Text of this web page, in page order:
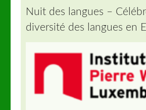
Nuit des langues –
diversité des langues en